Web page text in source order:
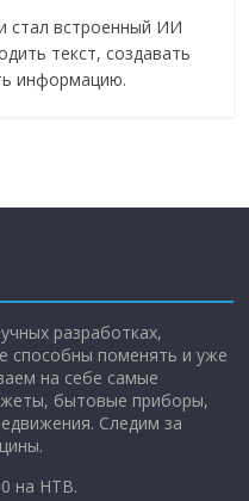
стал встроенный ИИ
текст, создавать
информацию.
разработках,
способны поменять и уже
на себе самые
бытовые приборы,
Следим за
на НТВ.